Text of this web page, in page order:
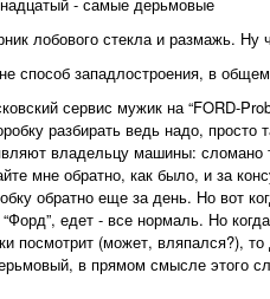
лобового стекла и размажь. Ну
способ западлостроения, в
сервис мужик на “FORD-
разбирать ведь надо,
владельцу машины: сломано
мне обратно, как было, и за
обратно еще за день. Но вот
едет - все нормаль. Но
посмотрит (может, вляпался?),
в прямом смысле этого